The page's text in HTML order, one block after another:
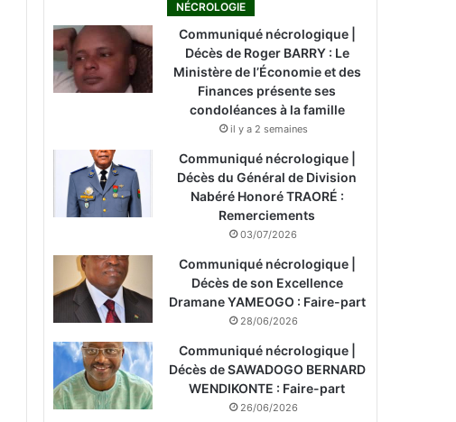
NÉCROLOGIE
Communiqué nécrologique |
Décès de Roger BARRY : Le
Ministère de l’Économie et des
Finances présente ses
condoléances à la famille
il y a 2 semaines
Communiqué nécrologique |
Décès du Général de Division
Nabéré Honoré TRAORÉ :
Remerciements
03/07/2026
Communiqué nécrologique |
Décès de son Excellence
Dramane YAMEOGO : Faire-part
28/06/2026
Communiqué nécrologique |
Décès de SAWADOGO BERNARD
WENDIKONTE : Faire-part
26/06/2026